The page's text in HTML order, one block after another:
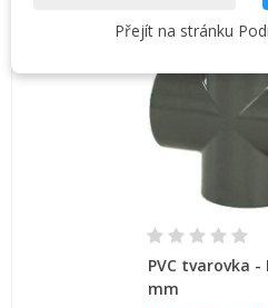
PVC tvarovka -
mm
Přejít na stránku